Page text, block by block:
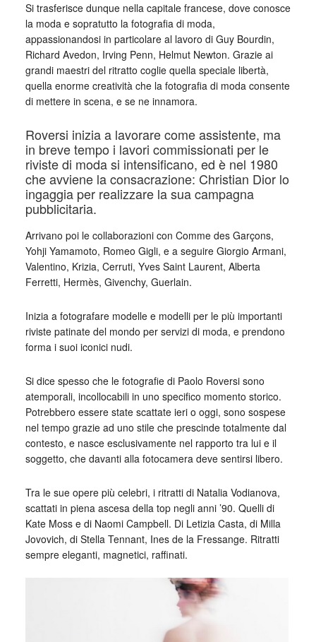
Si trasferisce dunque nella capitale francese, dove conosce
la moda e sopratutto la fotografia di moda,
appassionandosi in particolare al lavoro di Guy Bourdin,
Richard Avedon, Irving Penn, Helmut Newton. Grazie ai
grandi maestri del ritratto coglie quella speciale libertà,
quella enorme creatività che la fotografia di moda consente
di mettere in scena, e se ne innamora.
Roversi inizia a lavorare come assistente, ma
in breve tempo i lavori commissionati per le
riviste di moda si intensificano, ed è nel 1980
che avviene la consacrazione: Christian Dior lo
ingaggia per realizzare la sua campagna
pubblicitaria.
Arrivano poi le collaborazioni con Comme des Garçons,
Yohji Yamamoto, Romeo Gigli, e a seguire Giorgio Armani,
Valentino, Krizia, Cerruti, Yves Saint Laurent, Alberta
Ferretti, Hermès, Givenchy, Guerlain.
Inizia a fotografare modelle e modelli per le più importanti
riviste patinate del mondo per servizi di moda, e prendono
forma i suoi iconici nudi.
Si dice spesso che le fotografie di Paolo Roversi sono
atemporali, incollocabili in uno specifico momento storico.
Potrebbero essere state scattate ieri o oggi, sono sospese
nel tempo grazie ad uno stile che prescinde totalmente dal
contesto, e nasce esclusivamente nel rapporto tra lui e il
soggetto, che davanti alla fotocamera deve sentirsi libero.
Tra le sue opere più celebri, i ritratti di Natalia Vodianova,
scattati in piena ascesa della top negli anni ’90. Quelli di
Kate Moss e di Naomi Campbell. Di Letizia Casta, di Milla
Jovovich, di Stella Tennant, Ines de la Fressange. Ritratti
sempre eleganti, magnetici, raffinati.